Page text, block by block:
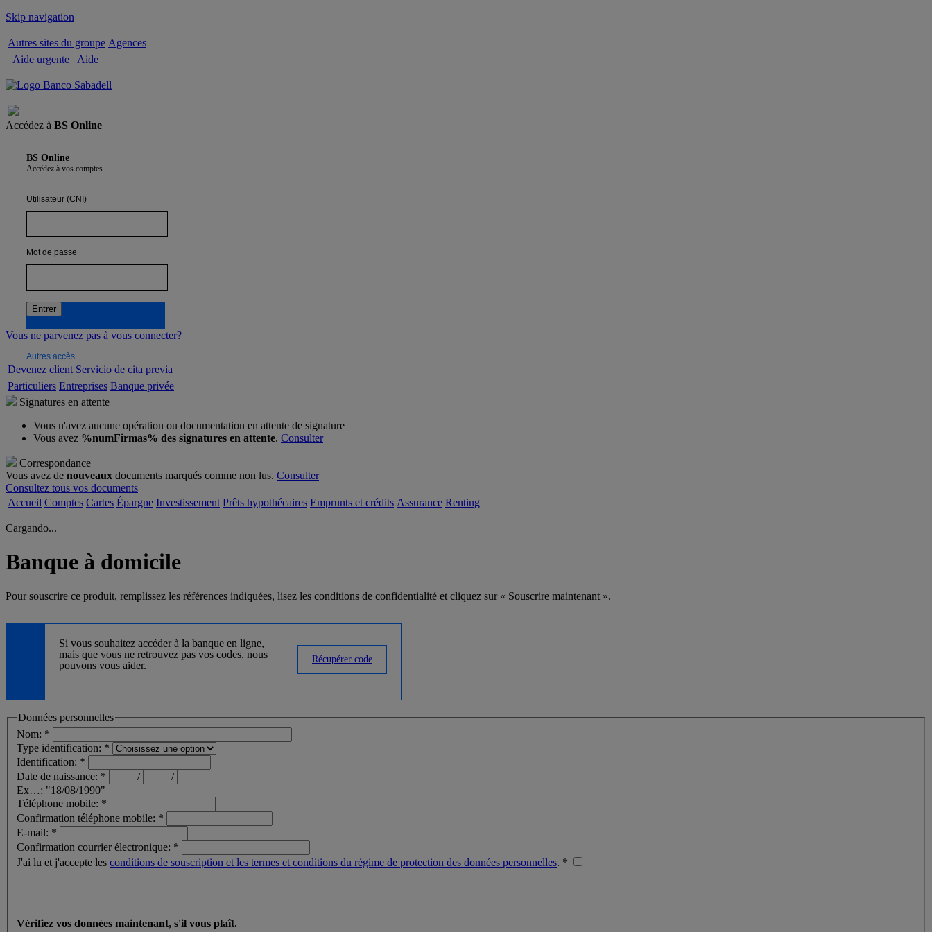
Skip navigation
Autres sites du groupe Agences
Aide urgente
Aide
Accédez à BS Online
BS Online
Accédez à vos comptes
Utilisateur (CNI)
Mot de passe
Vous ne parvenez pas à vous connecter?
Autres accès
Devenez client Servicio de cita previa
Particuliers Entreprises Banque privée
Signatures en attente
Vous n'avez aucune opération ou documentation en attente de signature
Vous avez %numFirmas% des signatures en attente. Consulter
Correspondance
Vous avez de nouveaux documents marqués comme non lus. Consulter
Consultez tous vos documents
Accueil Comptes Cartes Épargne Investissement Prêts hypothécaires Emprunts et crédits Assurance Renting
Cargando...
Banque à domicile
Pour souscrire ce produit, remplissez les références indiquées, lisez les conditions de confidentialité et cliquez sur « Souscrire maintenant ».
Si vous souhaitez accéder à la banque en ligne,
mais que vous ne retrouvez pas vos codes, nous
pouvons vous aider.
Récupérer code
Données personnelles
Nom: *
Type identification: *
Identification: *
Date de naissance: *
/
/
Ex…: "18/08/1990"
Téléphone mobile: *
Confirmation téléphone mobile: *
E-mail: *
Confirmation courrier électronique: *
J'ai lu et j'accepte les conditions de souscription et les termes et conditions du régime de protection des données personnelles. *
Vérifiez vos données maintenant, s'il vous plaît.